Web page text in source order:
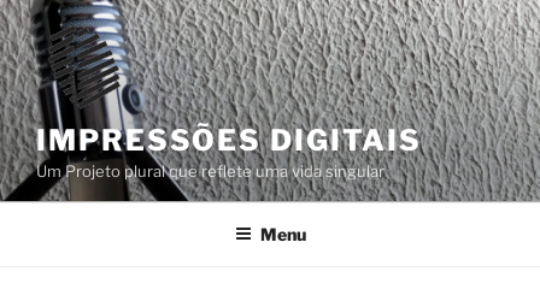
Skip
to
content
IMPRESSÕES DIGITAIS
Um Projeto plural que reflete uma vida singular
Menu